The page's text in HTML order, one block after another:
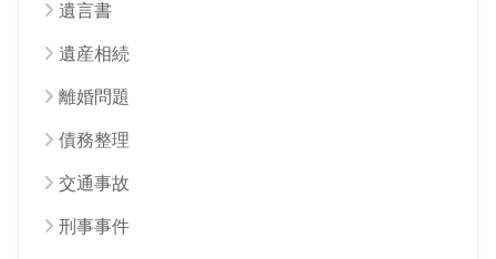
遺言書
遺産相続
離婚問題
債務整理
交通事故
刑事事件